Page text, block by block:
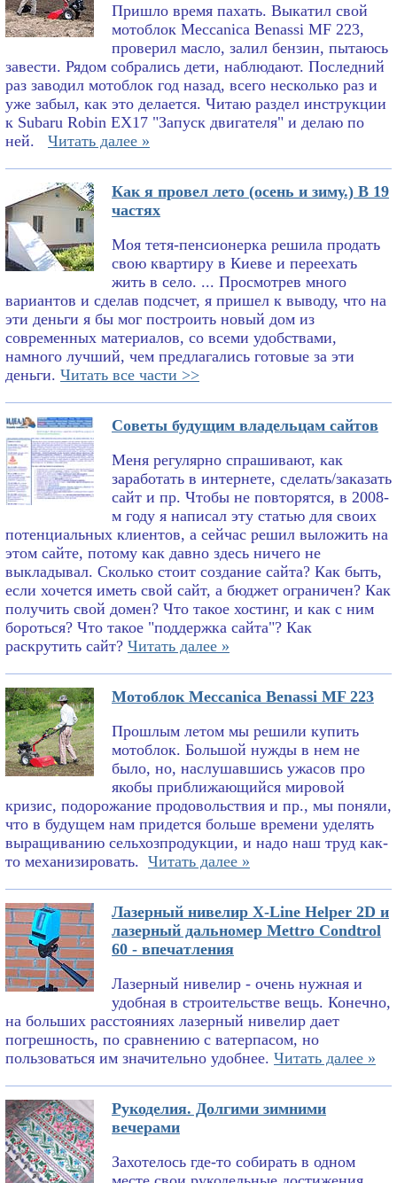
Пришло время пахать. Выкатил свой
мотоблок Meccanica Benassi MF 223,
проверил масло, залил бензин, пытаюсь
завести. Рядом собрались дети, наблюдают. Последний
раз заводил мотоблок год назад, всего несколько раз и
уже забыл, как это делается. Читаю раздел инструкции
к Subaru Robin EX17 "Запуск двигателя" и делаю по
ней.
Читать далее »
Как я провел лето (осень и зиму.) В 19
частях
Моя тетя-пенсионерка решила продать
свою квартиру в Киеве и переехать
жить в село. ... Просмотрев много
вариантов и сделав подсчет, я пришел к выводу, что на
эти деньги я бы мог построить новый дом из
современных материалов, со всеми удобствами,
намного лучший, чем предлагались готовые за эти
деньги. Читать все части >>
Советы будущим владельцам сайтов
Меня регулярно спрашивают, как
заработать в интернете, сделать/заказать
сайт и пр. Чтобы не повторятся, в 2008-
м году я написал эту статью для своих
потенциальных клиентов, а сейчас решил выложить на
этом сайте, потому как давно здесь ничего не
выкладывал. Сколько стоит создание сайта? Как быть,
если хочется иметь свой сайт, а бюджет ограничен? Как
получить свой домен? Что такое хостинг, и как с ним
бороться? Что такое "поддержка сайта"? Как
раскрутить сайт? Читать далее »
Мотоблок Meccanica Benassi MF 223
Прошлым летом мы решили купить
мотоблок. Большой нужды в нем не
было, но, наслушавшись ужасов про
якобы приближающийся мировой
кризис, подорожание продовольствия и пр., мы поняли,
что в будущем нам придется больше времени уделять
выращиванию сельхозпродукции, и надо наш труд как-
то механизировать. Читать далее »
Лазерный нивелир X-Line Helper 2D и
лазерный дальномер Mettro Condtrol
60 - впечатления
Лазерный нивелир - очень нужная и
удобная в строительстве вещь. Конечно,
на больших расстояниях лазерный нивелир дает
погрешность, по сравнению с ватерпасом, но
пользоваться им значительно удобнее. Читать далее »
Рукоделия. Долгими зимними
вечерами
Захотелось где-то собирать в одном